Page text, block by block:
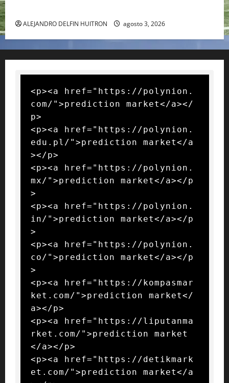
ALEJANDRO DELFIN HUITRON agosto 3, 2026
<p><a href="https://polynion.
com/">prediction market</a></
p>
<p><a href="https://polynion.
edu.pl/">prediction market</a
></p>
<p><a href="https://polynion.
mx/">prediction market</a></p
>
<p><a href="https://polynion.
in/">prediction market</a></p
>
<p><a href="https://polynion.
co/">prediction market</a></p
>
<p><a href="https://kompasmar
ket.com/">prediction market</
a></p>
<p><a href="https://liputanma
rket.com/">prediction market
</a></p>
<p><a href="https://detikmark
et.com/">prediction market</a